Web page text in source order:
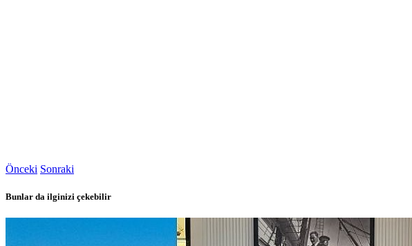
Önceki Sonraki
Bunlar da ilginizi çekebilir